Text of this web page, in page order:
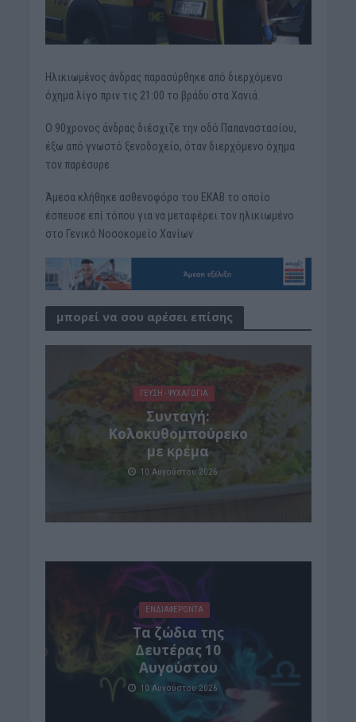
Ηλικιωμένος άνδρας παρασύρθηκε από διερχόμενο
όχημα λίγο πριν τις 21:00 το βράδυ στα Χανιά.
Ο 90χρονος άνδρας διέσχιζε την οδό Παπαναστασίου,
έξω από γνωστό ξενοδοχείο, όταν διερχόμενο όχημα
τον παρέσυρε
Άμεσα κλήθηκε ασθενοφόρο του ΕΚΑΒ το οποίο
έσπευσε επί τόπου για να μεταφέρει τον ηλικιωμένο
στο Γενικό Νοσοκομείο Χανίων
μπορεί να σου αρέσει επίσης
ΓΕΎΣΗ - ΨΥΧΑΓΩΓΊΑ
Συνταγή:
Κολοκυθομπούρεκο
με κρέμα
10 Αυγούστου 2026
ΕΝΔΙΑΦΕΡΟΝΤΑ
Τα ζώδια της
Δευτέρας 10
Αυγούστου
10 Αυγούστου 2026